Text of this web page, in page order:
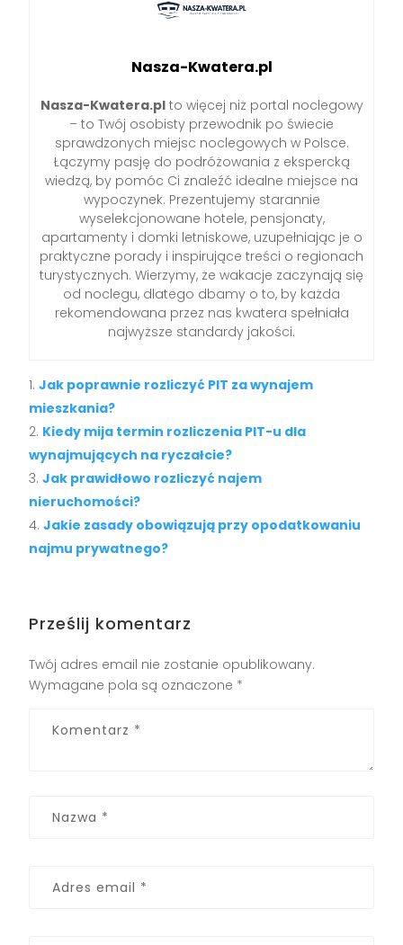
Nasza-Kwatera.pl
Nasza-Kwatera.plto więcej niż portal noclegowy
– to Twój osobisty przewodnik po świecie
sprawdzonych miejsc noclegowych w Polsce.
Łączymy pasję do podróżowania z ekspercką
wiedzą, by pomóc Ci znaleźć idealne miejsce na
wypoczynek. Prezentujemy starannie
wyselekcjonowane hotele, pensjonaty,
apartamenty i domki letniskowe, uzupełniając je o
praktyczne porady i inspirujące treści o regionach
turystycznych. Wierzymy, że wakacje zaczynają się
od noclegu, dlatego dbamy o to, by każda
rekomendowana przez nas kwatera spełniała
najwyższe standardy jakości.
Jak poprawnie rozliczyć PIT za wynajem
mieszkania?
Kiedy mija termin rozliczenia PIT-u dla
wynajmujących na ryczałcie?
Jak prawidłowo rozliczyć najem
nieruchomości?
Jakie zasady obowiązują przy opodatkowaniu
najmu prywatnego?
Prześlij komentarz
Twój adres email nie zostanie opublikowany.
Wymagane pola są oznaczone *